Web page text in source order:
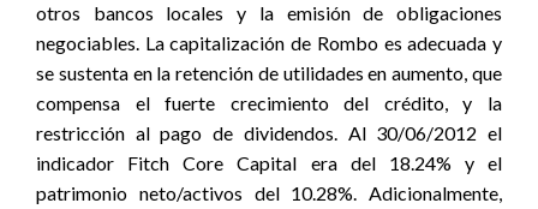
otros bancos locales y la emisión de obligaciones
negociables. La capitalización de Rombo es adecuada y
se sustenta en la retención de utilidades en aumento, que
compensa el fuerte crecimiento del crédito, y la
restricción al pago de dividendos. Al 30/06/2012 el
indicador Fitch Core Capital era del 18.24% y el
patrimonio neto/activos del 10.28%. Adicionalmente,